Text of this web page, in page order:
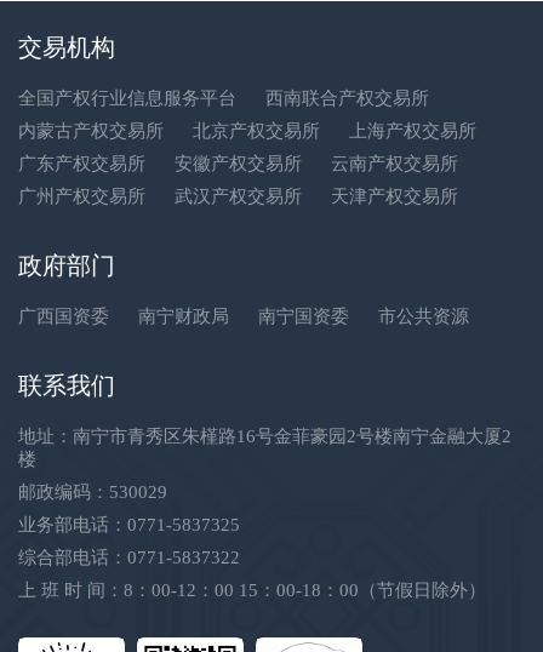
交易机构
全国产权行业信息服务平台
西南联合产权交易所
内蒙古产权交易所
北京产权交易所
上海产权交易所
广东产权交易所
安徽产权交易所
云南产权交易所
广州产权交易所
武汉产权交易所 天津产权交易所
政府部门
广西国资委 南宁财政局 南宁国资委 市公共资源
联系我们
地址：南宁市青秀区朱槿路16号金菲豪园2号楼南宁金融大厦2
楼
邮政编码：530029
业务部电话：0771-5837325
综合部电话：0771-5837322
上 班 时 间：8：00-12：00 15：00-18：00（节假日除外）